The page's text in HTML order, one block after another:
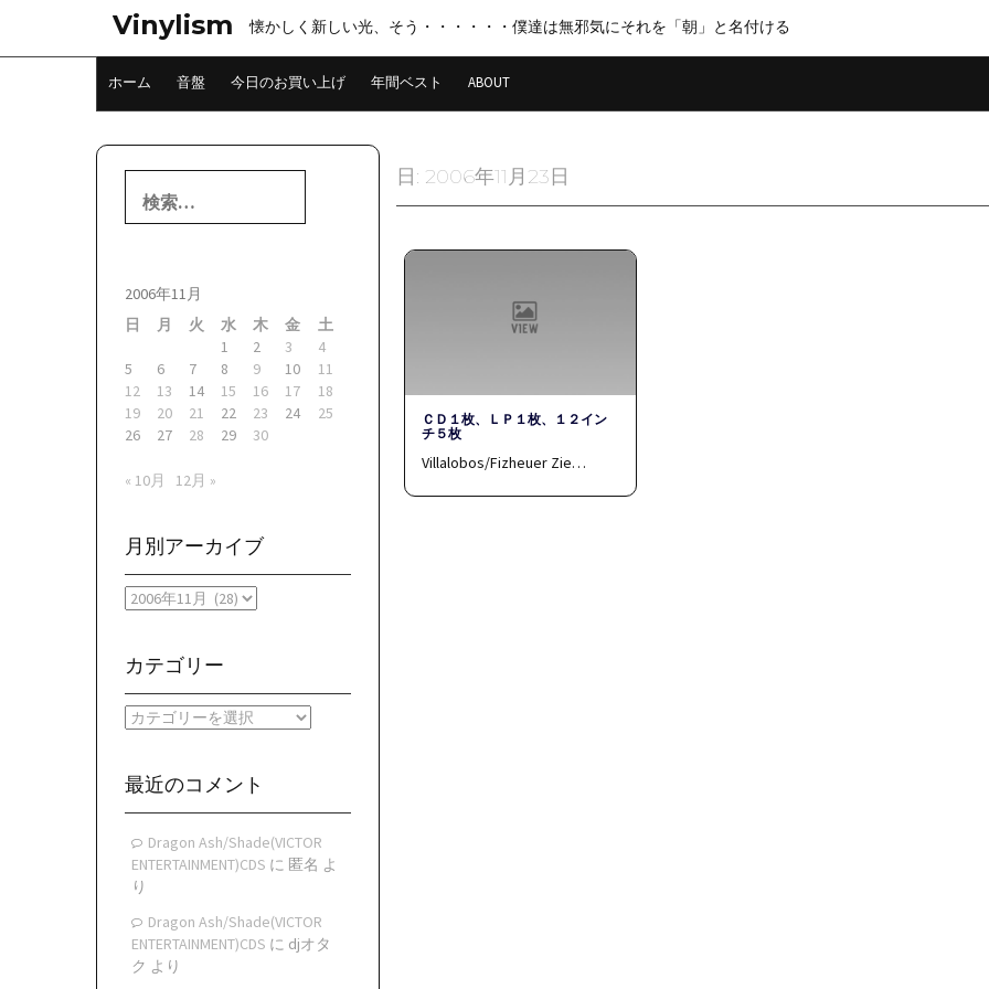
テ
Vinylism 懐かしく新しい光、そう・・・・・・僕達は無邪気にそれを「朝」と名付ける
ホーム 音盤 今日のお買い上げ 年間ベスト ABOUT
日: 2006年11月23日
ＣＤ１枚、ＬＰ１枚、１２イン
チ５枚
Villalobos/Fizheuer Zie…
索:
2006年11月
日
月 火 水 木 金
土
1
2 3
4
5
6 7 8 9 10
11
12
13 14 15 16 17
18
19
20 21 22 23 24
25
26
27 28 29 30
« 10月 12月 »
月別アーカイブ
月
ー
イ
ブ
カテゴリー
カ
リ
最近のコメント
Dragon Ash/Shade(VICTOR
ENTERTAINMENT)CDS に 匿名 よ
り
Dragon Ash/Shade(VICTOR
ENTERTAINMENT)CDS に djオタ
ク より